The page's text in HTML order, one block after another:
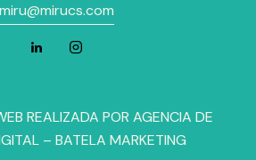
miru@mirucs.com
REALIZADA POR AGENCIA DE
– BATELA MARKETING